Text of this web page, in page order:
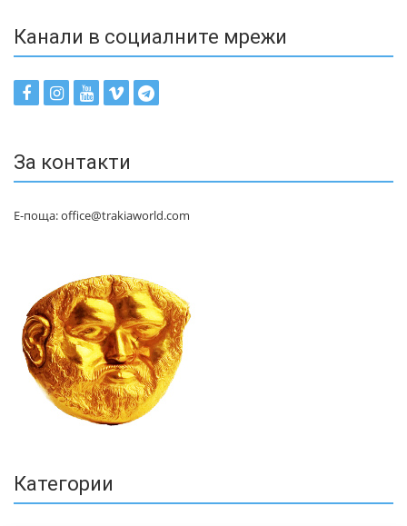
Канали в социалните мрежи
За контакти
Е-поща: office@trakiaworld.com
Категории